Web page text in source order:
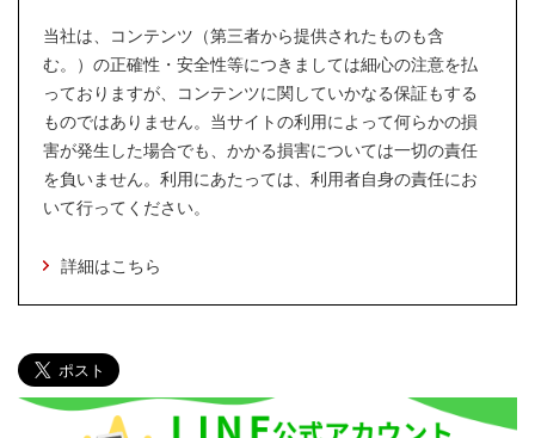
当社は、コンテンツ（第三者から提供されたものも含
む。）の正確性・安全性等につきましては細心の注意を払
っておりますが、コンテンツに関していかなる保証もする
ものではありません。当サイトの利用によって何らかの損
害が発生した場合でも、かかる損害については一切の責任
を負いません。利用にあたっては、利用者自身の責任にお
いて行ってください。
詳細はこちら